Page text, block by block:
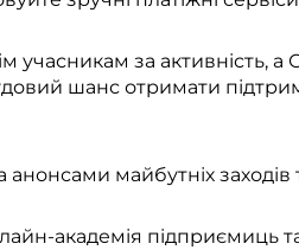
учасникам за активність, а
шанс отримати
анонсами майбутніх
академія підприємиць